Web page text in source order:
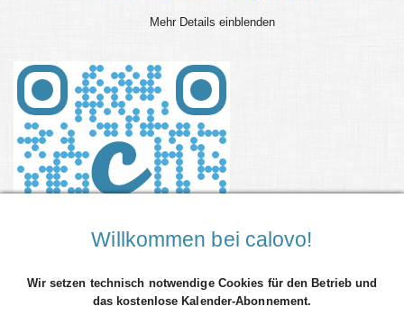
Mehr Details einblenden
Willkommen bei calovo!
Wir setzen technisch notwendige Cookies für den Betrieb und
das kostenlose Kalender-Abonnement.